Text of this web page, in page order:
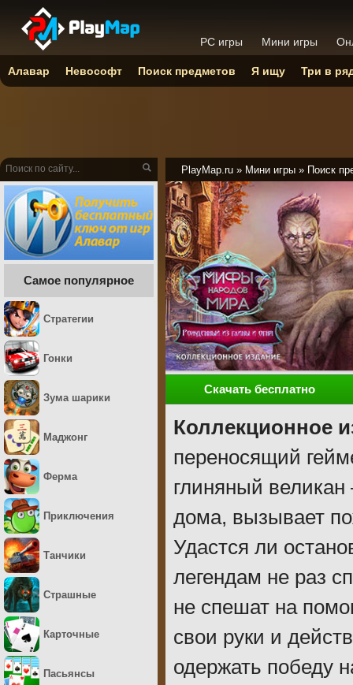
PlayMap.ru » Мини игры » Поиск
Скачать бесплатно
Коллекционное
переносящий
глиняный великан
дома, вызывает
Удастся ли
легендам не раз
не спешат на
свои руки и
одержать победу
Самое популярное
Стратегии
Гонки
Зума шарики
Маджонг
Ферма
Приключения
Танчики
Страшные
Карточные
Пасьянсы
PC игры Мини игры
Алавар Невософт Поиск предметов Я ищу Три в